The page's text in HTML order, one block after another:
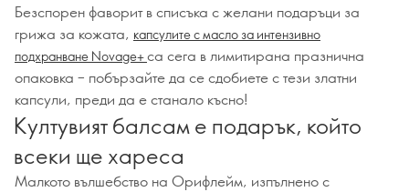
Безспорен фаворит в списъка с желани подаръци за
грижа за кожата, капсулите с масло за интензивно
подхранване Novage+са сега в лимитирана празнична
опаковка – побързайте да се сдобиете с тези златни
капсули, преди да е станало късно!
Култувият балсам е подарък, който
всеки ще хареса
Малкото вълшебство на Орифлейм, изпълнено с